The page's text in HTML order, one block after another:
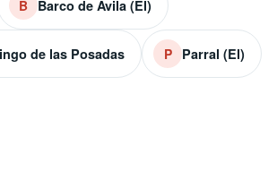
B Barco de Avila (El)
de las Posadas P Parral (El)